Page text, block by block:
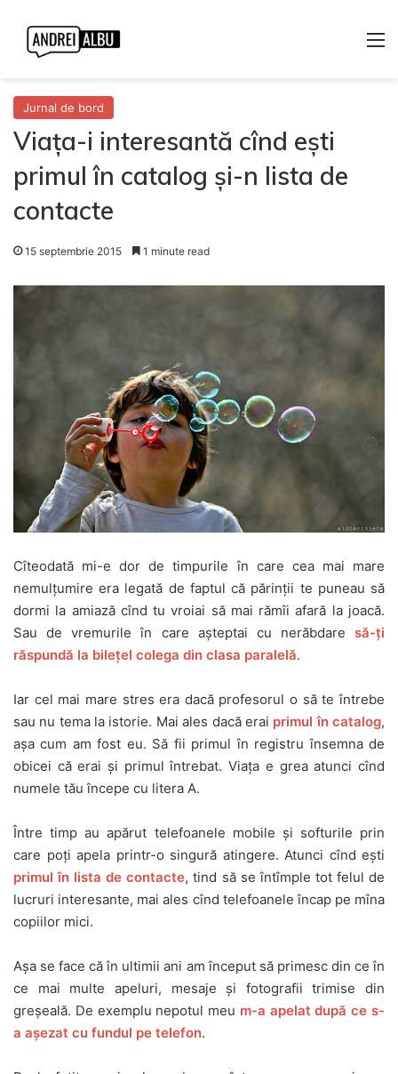
Jurnal de bord
Viața-i interesantă cînd ești
primul în catalog și-n lista de
contacte
15 septembrie 2015 1 minute read
Cîteodată mi-e dor de timpurile în care cea mai mare
nemulțumire era legată de faptul că părinții te puneau să
dormi la amiază cînd tu vroiai să mai rămîi afară la joacă.
Sau de vremurile în care așteptai cu nerăbdare să-ți
răspundă la bilețel colega din clasa paralelă.
Iar cel mai mare stres era dacă profesorul o să te întrebe
sau nu tema la istorie. Mai ales dacă erai primul în catalog,
așa cum am fost eu. Să fii primul în registru însemna de
obicei că erai și primul întrebat.Viața e grea atunci cînd
numele tău începe cu litera A.
Între timp au apărut telefoanele mobile și softurile prin
care poți apela printr-o singură atingere. Atunci cînd ești
primul în lista de contacte, tind să se întîmple tot felul de
lucruri interesante, mai ales cînd telefoanele încap pe mîna
copiilor mici.
Așa se face că în ultimii ani am început să primesc din ce în
ce mai multe apeluri, mesaje și fotografii trimise din
greșeală. De exemplu nepotul meu m-a apelat după ce s-
a așezat cu fundul pe telefon.